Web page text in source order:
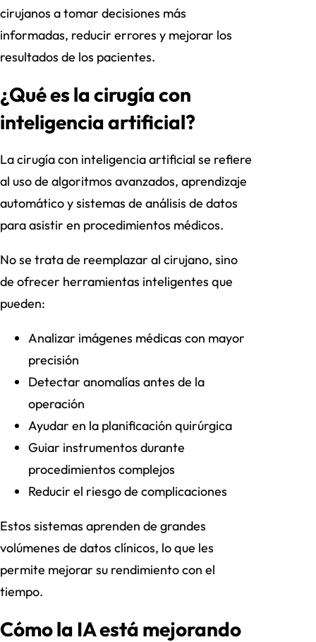
cirujanos a tomar decisiones más
informadas, reducir errores y mejorar los
resultados de los pacientes.
¿Qué es la cirugía con
inteligencia artificial?
La cirugía con inteligencia artificial se refiere
al uso de algoritmos avanzados, aprendizaje
automático y sistemas de análisis de datos
para asistir en procedimientos médicos.
No se trata de reemplazar al cirujano, sino
de ofrecer herramientas inteligentes que
pueden:
Analizar imágenes médicas con mayor
precisión
Detectar anomalías antes de la
operación
Ayudar en la planificación quirúrgica
Guiar instrumentos durante
procedimientos complejos
Reducir el riesgo de complicaciones
Estos sistemas aprenden de grandes
volúmenes de datos clínicos, lo que les
permite mejorar su rendimiento con el
tiempo.
Cómo la IA está mejorando